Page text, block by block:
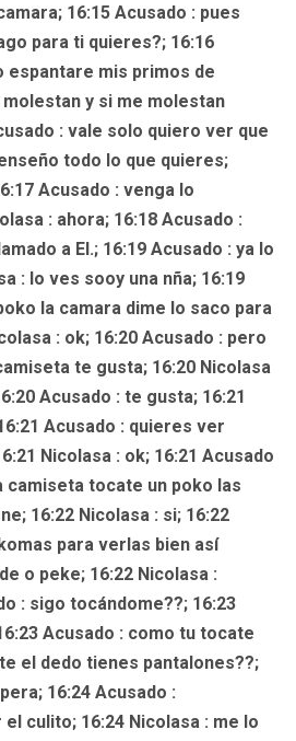
16:15 Acusado : pues
para ti quieres?; 16:16
espantare mis primos de
y si me molestan
: vale solo quiero ver que
todo lo que quieres;
Acusado : venga lo
: ahora; 16:18 Acusado :
a EI.; 16:19 Acusado : ya lo
: lo ves sooy una nña; 16:19
la camara dime lo saco para
: ok; 16:20 Acusado : pero
te gusta; 16:20 Nicolasa
Acusado : te gusta; 16:21
Acusado : quieres ver
Nicolasa : ok; 16:21 Acusado
camiseta tocate un poko las
16:22 Nicolasa : si; 16:22
para verlas bien así
o peke; 16:22 Nicolasa :
: sigo tocándome??; 16:23
Acusado : como tu tocate
el dedo tienes pantalones??;
16:24 Acusado :
culito; 16:24 Nicolasa : me lo